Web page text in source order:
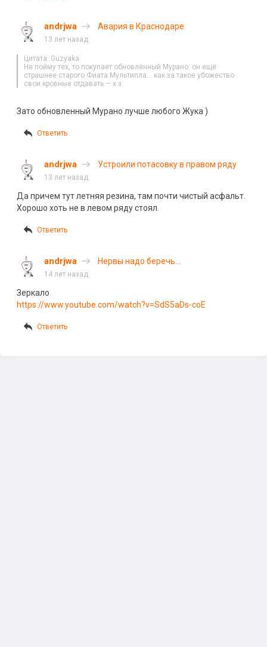
andrjwa Авария в Краснодаре
13 лет назад
Цитата: Guzyaka
Не пойму тех, то покупает обновлённый Мурано: он ещё
страшнее старого Фиата Мультипла… как за такое убожество
свои кровные отдавать — х.з.
Зато обновленный Мурано лучше любого Жука )
Ответить
andrjwa Устроили потасовку в правом ряду
13 лет назад
Да причем тут летняя резина, там почти чистый асфальт.
Хорошо хоть не в левом ряду стоял.
Ответить
andrjwa Нервы надо беречь…
14 лет назад
Зеркало
https://www.youtube.com/watch?v=SdS5aDs-coE
Ответить